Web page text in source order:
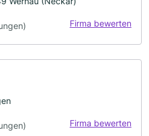
Firma bewerten
Firma bewerten